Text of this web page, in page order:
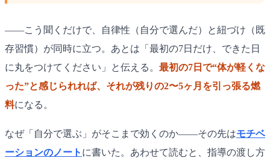
——こう聞くだけで、自律性（自分で選んだ）と紐づけ（既
存習慣）が同時に立つ。あとは「最初の7日だけ、できた日
に丸をつけてください」と伝える。 最初の7日で“体が軽くな
った”と感じられれば、それが残りの2〜5ヶ月を引っ張る燃
料になる。
なぜ「自分で選ぶ」がそこまで効くのか——その先はモチベ
ーションのノート に書いた。あわせて読むと、指導の渡し方